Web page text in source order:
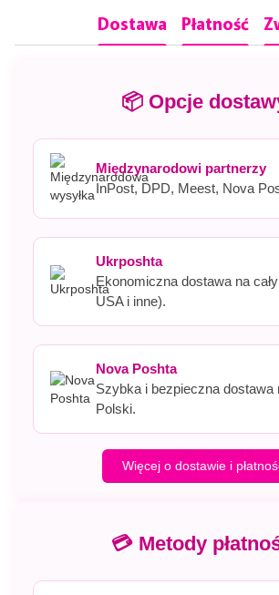
Dostawa Płatność
📦 Opcje
Międzynarodowi partnerzy
InPost, DPD, Meest, Nova
Ukrposhta
Ekonomiczna dostawa na
USA i inne).
Nova Poshta
Szybka i bezpieczna dostawa
Polski.
Więcej o dostawie i
💳 Metody